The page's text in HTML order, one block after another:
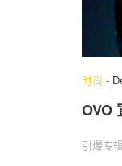
时尚 -
OVO
引爆专